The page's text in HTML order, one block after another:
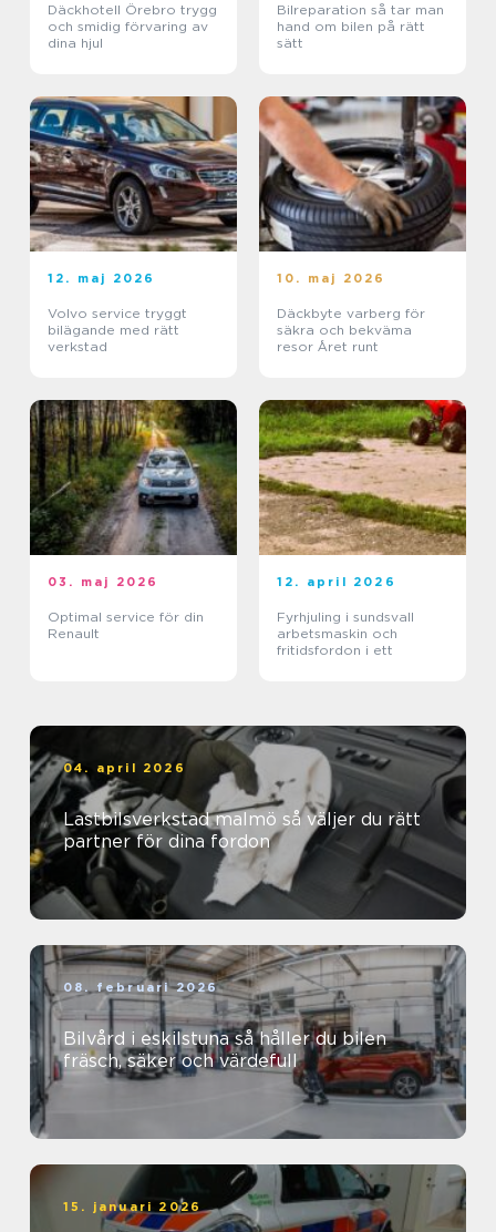
Däckhotell Örebro trygg
och smidig förvaring av
dina hjul
Bilreparation så tar man
hand om bilen på rätt
sätt
12. maj 2026
Volvo service tryggt
bilägande med rätt
verkstad
10. maj 2026
Däckbyte varberg för
säkra och bekväma
resor Året runt
03. maj 2026
Optimal service för din
Renault
12. april 2026
Fyrhjuling i sundsvall
arbetsmaskin och
fritidsfordon i ett
04. april 2026
Lastbilsverkstad malmö så väljer du rätt
partner för dina fordon
08. februari 2026
Bilvård i eskilstuna så håller du bilen
fräsch, säker och värdefull
15. januari 2026